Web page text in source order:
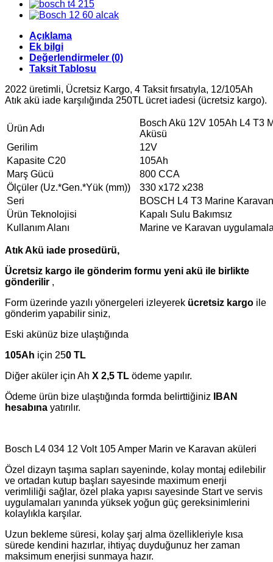
Açıklama
Ek bilgi
Değerlendirmeler (0)
Taksit Tablosu
2022 üretimli, Ücretsiz Kargo, 4 Taksit fırsatıyla, 12/105Ah
Atık akü iade karşılığında 250TL ücret iadesi (ücretsiz kargo).
Ürün Adı
Bosch Akü 12V 105Ah L4 T3
Aküsü
Gerilim
12V
Kapasite C20
105Ah
Marş Gücü
800 CCA
Ölçüler (Uz.*Gen.*Yük (mm))
330 x172 x238
Seri
BOSCH L4 T3 Marine Karavan
Ürün Teknolojisi
Kapalı Sulu Bakımsız
Kullanım Alanı
Marine ve Karavan
Atık Akü iade prosedürü,
Ücretsiz kargo ile gönderim formu yeni akü ile birlikte
gönderilir ,
Form üzerinde yazılı yönergeleri izleyerek ücretsiz kargo ile
gönderim yapabilir siniz,
Eski akünüz bize ulaştığında
105Ah için 250 TL
Diğer aküler için Ah X 2,5 TL ödeme yapılır.
Ödeme ürün bize ulaştığında formda belirttiğiniz
IBAN
hesabına yatırılır.
Bosch L4 034 12 Volt 105 Amper Marin ve Karavan aküleri
Özel dizayn taşıma sapları sayeninde, kolay montaj edilebilir
ve ortadan kutup başları sayesinde maximum enerji
verimliliği sağlar, özel plaka yapısı sayesinde Start ve servis
uygulamaları yanında yüksek yoğun güç gereksinimlerini
kolaylıkla karşılar.
Uzun bekleme süresi, kolay şarj alma özellikleriyle kısa
sürede kendini hazırlar, ihtiyaç duyduğunuz her zaman
maksimum enerjisi sunmaya hazır.